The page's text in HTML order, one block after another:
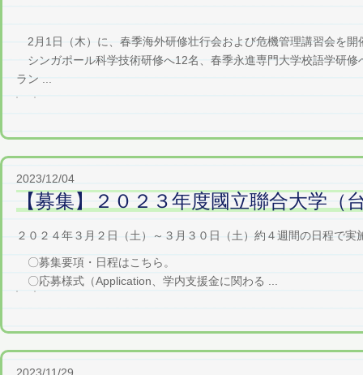
2月1日（木）に、春季海外研修壮行会および危機管理講習会を開
シンガポール科学技術研修へ12名、春季永進専門大学校語学研
ラン ...
2023/12/04
【募集】２０２３年度國立聯合大学（
２０２４年３月２日（土）～３月３０日（土）約４週間の日程で
〇募集要項・日程はこちら。
〇応募様式（Application、学内支援金に関わる ...